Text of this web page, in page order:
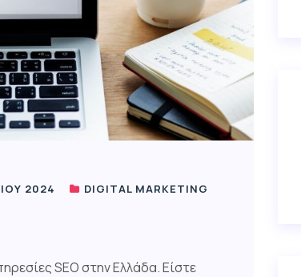
2024 DIGITAL MARKETING
SEO στην Ελλάδα. Είστε